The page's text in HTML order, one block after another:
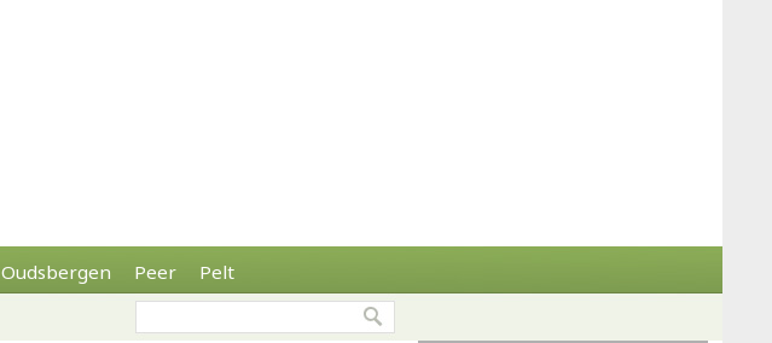
Oudsbergen Peer Pelt